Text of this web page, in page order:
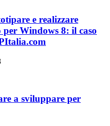
e realizzare
Windows 8: il caso
a sviluppare per